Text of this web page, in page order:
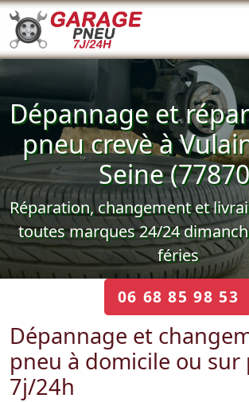
Dépannage et
pneu crevè à
Seine
Réparation, changement et
toutes marques 24/24
féries
06 68 85 98 53
Dépannage et
pneu à domicile ou sur
7j/24h